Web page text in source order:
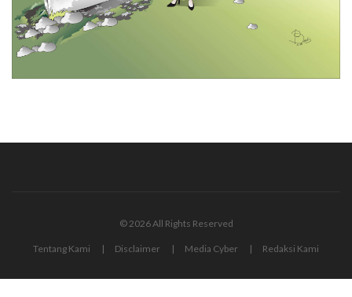
© 2026 All Rights Reserved
Tentang Kami Disclaimer Media Cyber Redaksi Kami